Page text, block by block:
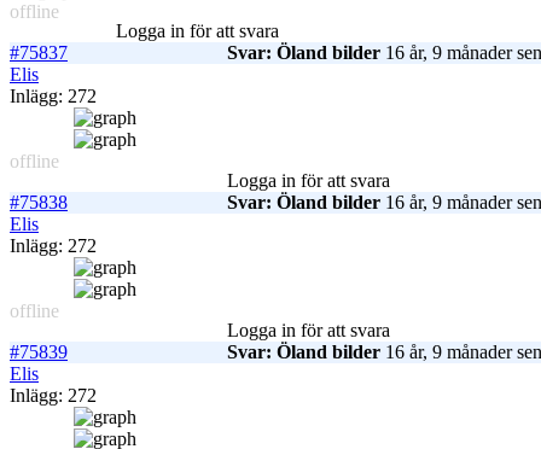
offline
Logga in för att svara
#75837
Svar: Öland bilder 16 år, 9 månader sen
Elis
Inlägg: 272
offline
Logga in för att svara
#75838
Svar: Öland bilder 16 år, 9 månader sen
Elis
Inlägg: 272
offline
Logga in för att svara
#75839
Svar: Öland bilder 16 år, 9 månader sen
Elis
Inlägg: 272